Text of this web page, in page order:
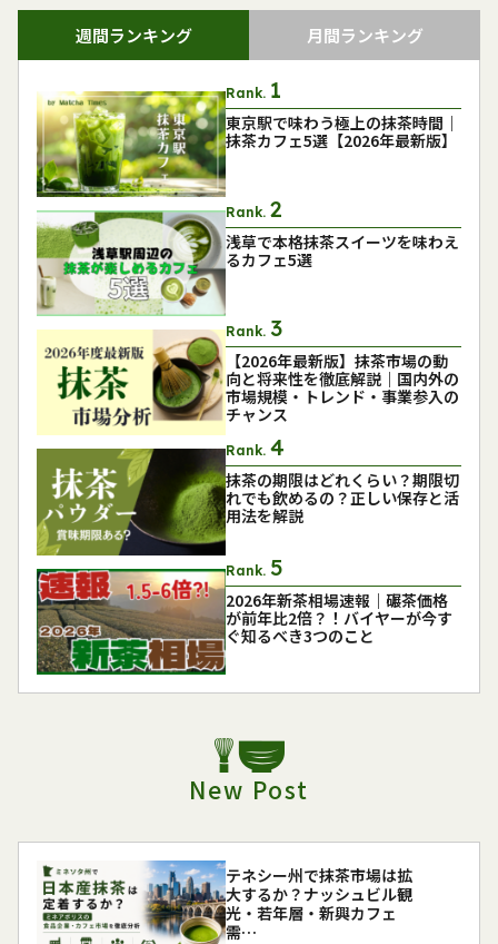
週間ランキング 月間ランキング
Rank.
東京駅で味わう極上の抹茶時間｜
抹茶カフェ5選【2026年最新版】
Rank.
浅草で本格抹茶スイーツを味わえ
るカフェ5選
Rank.
【2026年最新版】抹茶市場の動
向と将来性を徹底解説｜国内外の
市場規模・トレンド・事業参入の
チャンス
Rank.
抹茶の期限はどれくらい？期限切
れでも飲めるの？正しい保存と活
用法を解説
Rank.
2026年新茶相場速報｜碾茶価格
が前年比2倍？！バイヤーが今す
ぐ知るべき3つのこと
New Post
テネシー州で抹茶市場は拡
大するか？ナッシュビル観
光・若年層・新興カフェ
需…